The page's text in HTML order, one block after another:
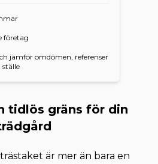
företag
jämför omdömen, referenser
tidlös gräns för din
är mer än bara en